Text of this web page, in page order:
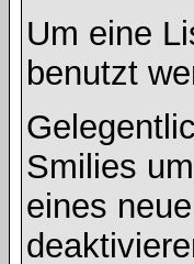
Um eine
benutzt
Smilies
eines